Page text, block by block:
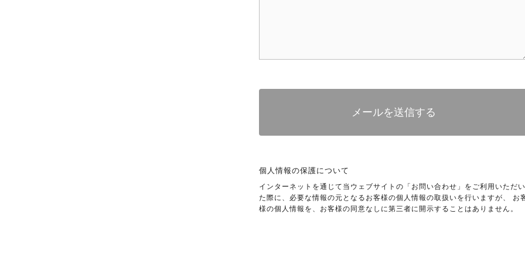
個人情報の保護について
インターネットを通じて当ウェブサイトの「お問い合わせ」をご利用いただい
た際に、必要な情報の元となるお客様の個人情報の取扱いを行いますが、 お
様の個人情報を、お客様の同意なしに第三者に開示することはありません。